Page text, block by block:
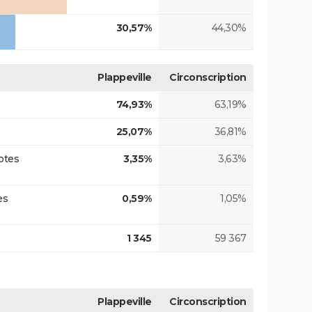
30,57% 44,30%
Plappeville Circonscription
74,93% 63,19%
25,07% 36,81%
3,35% 3,63%
0,59% 1,05%
1 345 59 367
Plappeville Circonscription